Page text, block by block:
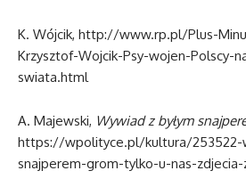
K. Wójcik, http://www.rp.pl/Plus-
Krzysztof-Wojcik-Psy-wojen-Polscy-
swiata.html
A. Majewski, Wywiad z byłym
https://wpolityce.pl/kultura/253522-
snajperem-grom-tylko-u-nas-zdjecia-